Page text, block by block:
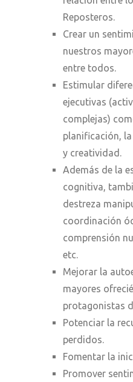
Reposteros.
Crear un
nuestros
entre todos.
Estimular
ejecutivas
complejas)
planificación,
y creatividad.
Además de la
cognitiva,
destreza
coordinación
comprensión
etc.
Mejorar la
mayores
protagonistas
Potenciar la
perdidos.
Fomentar la
Promover